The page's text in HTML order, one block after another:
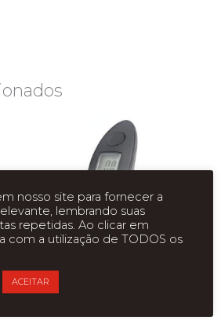
BALANCA DE VIAGEM
nosso site para fornecer a
lembrando suas
repetidas. Ao clicar em
com a utilização de TODOS os
ACEITAR